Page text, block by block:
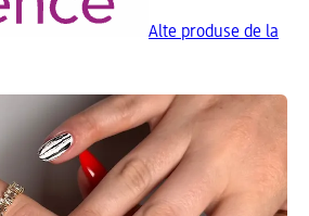
Alte produse de la